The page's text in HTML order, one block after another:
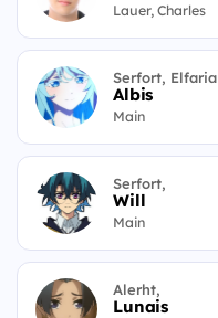
Lauer, Charles
Serfort, Elfaria
Albis
Main
Serfort,
Will
Main
Alerht,
Lunais